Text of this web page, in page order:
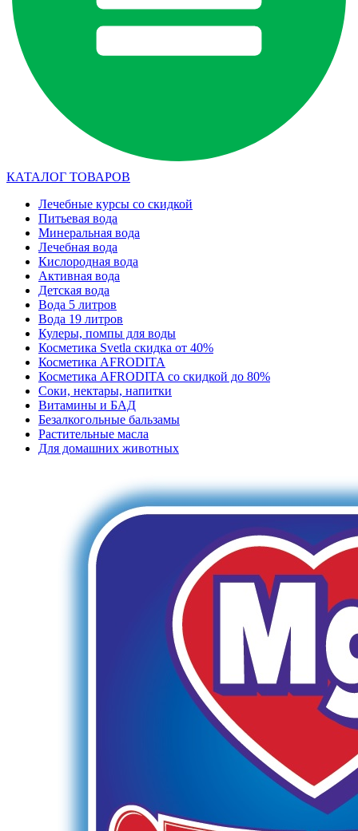
КАТАЛОГ ТОВАРОВ
Лечебные курсы со скидкой
Питьевая вода
Минеральная вода
Лечебная вода
Кислородная вода
Активная вода
Детская вода
Вода 5 литров
Вода 19 литров
Кулеры, помпы для воды
Косметика Svetla скидка от 40%
Косметика AFRODITA
Косметика AFRODITA со скидкой до 80%
Соки, нектары, напитки
Витамины и БАД
Безалкогольные бальзамы
Растительные масла
Для домашних животных